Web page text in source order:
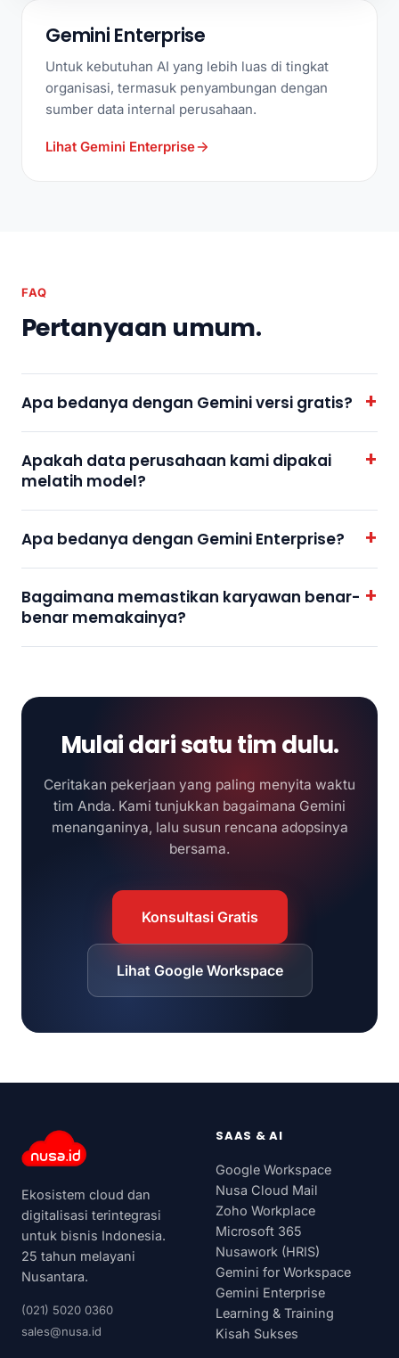
Gemini Enterprise
Untuk kebutuhan AI yang lebih luas di tingkat
organisasi, termasuk penyambungan dengan
sumber data internal perusahaan.
Lihat Gemini Enterprise
FAQ
Pertanyaan umum.
Apa bedanya dengan Gemini versi gratis?
Apakah data perusahaan kami dipakai
melatih model?
Apa bedanya dengan Gemini Enterprise?
Bagaimana memastikan karyawan benar-
benar memakainya?
Mulai dari satu tim dulu.
Ceritakan pekerjaan yang paling menyita waktu
tim Anda. Kami tunjukkan bagaimana Gemini
menanganinya, lalu susun rencana adopsinya
bersama.
Konsultasi Gratis
Lihat Google Workspace
Ekosistem cloud dan
digitalisasi terintegrasi
untuk bisnis Indonesia.
25 tahun melayani
Nusantara.
(021) 5020 0360
sales@nusa.id
SAAS & AI
Google Workspace
Nusa Cloud Mail
Zoho Workplace
Microsoft 365
Nusawork (HRIS)
Gemini for Workspace
Gemini Enterprise
Learning & Training
Kisah Sukses